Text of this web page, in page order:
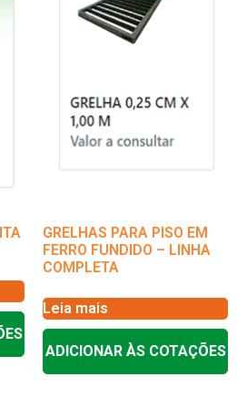
GRELHAS PARA PISO EM
FERRO FUNDIDO – LINHA
COMPLETA
Leia mais
ADICIONAR ÀS COTAÇÕES